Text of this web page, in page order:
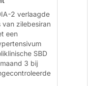
-TIMI
de ACC.24
2 verlaagde
van zilebesiran
een
SBD
3 bij